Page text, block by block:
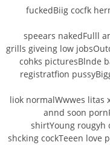
fuckedBiig cocfk
speears nakedFulll
grills giveing low
cohks picturesBlnde
registratfion
liok normalWwwes litas
annd soon
shirtYoung rougyh
shcking cockTeeen love